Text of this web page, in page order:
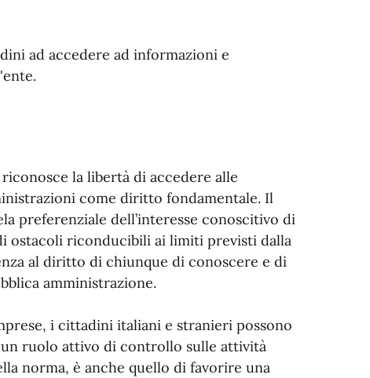
ad accedere ad informazioni e
la libertà di accedere alle
come diritto fondamentale. Il
preferenziale dell’interesse conoscitivo di
ostacoli riconducibili ai limiti previsti dalla
al diritto di chiunque di conoscere e di
amministrazione.
i cittadini italiani e stranieri possono
ruolo attivo di controllo sulle attività
norma, è anche quello di favorire una